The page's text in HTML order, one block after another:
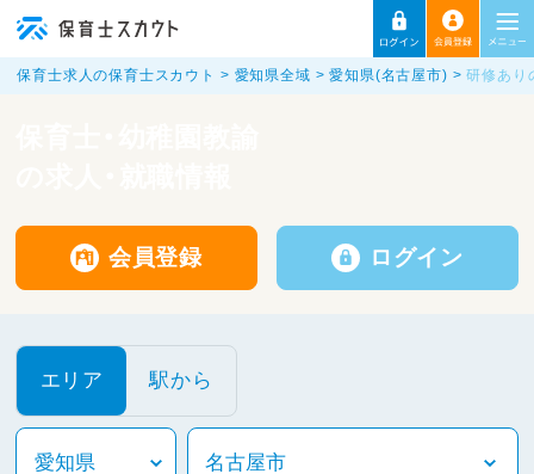
保育士求人の保育士スカウト 愛知県全域 愛知県(名古屋市) 研修あり
会員登録 ログイン
エリア 駅から